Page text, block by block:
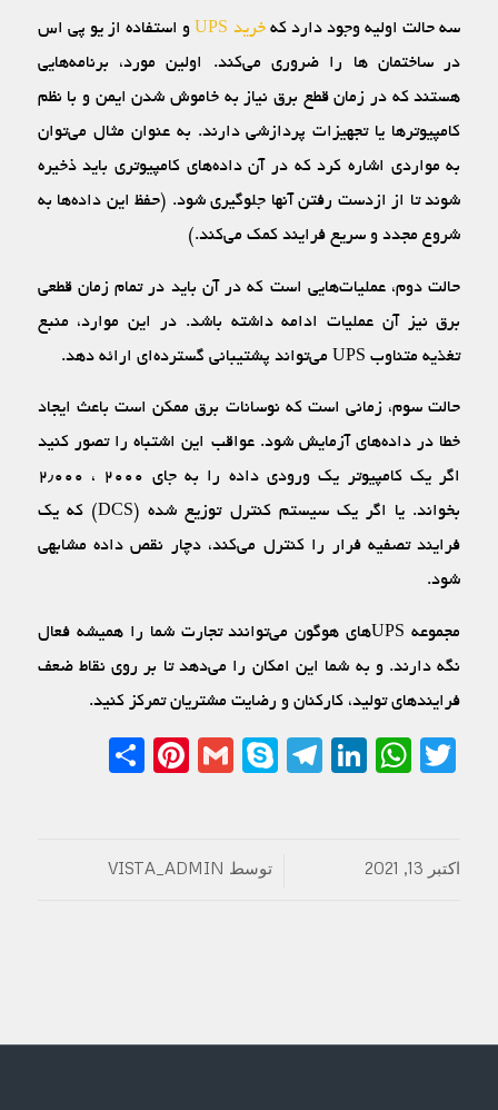
سه حالت اولیه وجود دارد کهخرید UPS
و استفاده از یو پی اس
در ساختمان ها را ضروری می‌کند. اولین مورد، برنامه‌هایی
هستند که در زمان قطع برق نیاز به خاموش شدن ایمن و با نظم
کامپیوترها یا تجهیزات پردازشی دارند. به عنوان مثال می‌توان
به مواردی اشاره کرد که در آن داده‌های کامپیوتری باید ذخیره
شوند تا از ازدست رفتن آنها جلوگیری شود. (حفظ این داده‌ها به
شروع مجدد و سریع فرایند کمک می‌کند.)
حالت دوم، عملیات‌‌هایی است که در آن باید در تمام زمان قطعی
برق نیز آن عملیات ادامه داشته باشد. در این موارد، منبع
تغذیه متناوب UPS می‌تواند پشتیبانی گسترده‌ای ارائه دهد.
حالت سوم، زمانی است که نوسانات برق ممکن است باعث ایجاد
خطا در داده‌های آزمایش شود. عواقب این اشتباه را تصور کنید
اگر یک کامپیوتر یک ورودی داده را به جای ۲۰۰۰ ، ۲٫۰۰۰
بخواند. یا اگر یک سیستم کنترل توزیع شده (DCS) که یک
فرایند تصفیه فرار را کنترل می‌کند‌، دچار نقص داده مشابهی
شود.
مجموعه UPSهای هوگون می‌توانند تجارت شما را همیشه فعال
نگه دارند. و به شما این امکان را می‌دهد تا بر روی نقاط ضعف
فرایندهای تولید، کارکنان و رضایت مشتریان تمرکز کنید.
Twitter
WhatsApp
LinkedIn
Telegram
Skype
Gmail
Pinterest
اکتبر 13, 2021 توسط VISTA_ADMIN